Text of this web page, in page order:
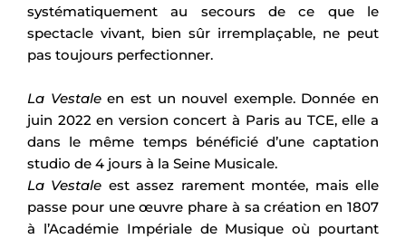
systématiquement au secours de ce que le
spectacle vivant, bien sûr irremplaçable, ne peut
pas toujours perfectionner.
La Vestaleen est un nouvel exemple. Donnée en
juin 2022 en version concert à Paris au TCE, elle a
dans le même temps bénéficié d’une captation
studio de 4 jours à la Seine Musicale.
La Vestale est assez rarement montée, mais elle
passe pour une œuvre phare à sa création en 1807
à l’Académie Impériale de Musique où pourtant